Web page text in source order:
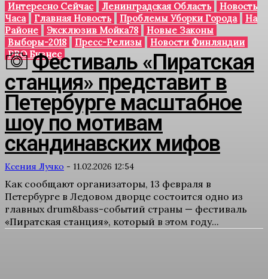
Интересно Сейчас Ленинградская Область
Новость
Часа
Главная Новость Проблемы Уборки Города
На
Районе
Эксклюзив Мойка78
Новые Законы
Выборы-2018
Пресс-Релизы
Новости Финляндии
PRO Бизнес
Фестиваль «Пиратская
станция» представит в
Петербурге масштабное
шоу по мотивам
скандинавских мифов
Ксения Лучко - 11.02.2026 12:54
Как сообщают организаторы, 13 февраля в
Петербурге в Ледовом дворце состоится одно из
главных drum&bass-событий страны — фестиваль
«Пиратская станция», который в этом году...